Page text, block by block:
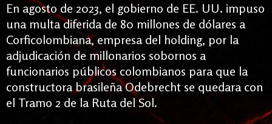
En agosto de 2023, el gobierno de EE. UU. impuso
una multa diferida de 80 millones de dólares a
Corficolombiana, empresa del holding, por la
adjudicación de millonarios sobornos a
funcionarios públicos colombianos para que la
constructora brasileña Odebrecht se quedara con
el Tramo 2 de la Ruta del Sol.